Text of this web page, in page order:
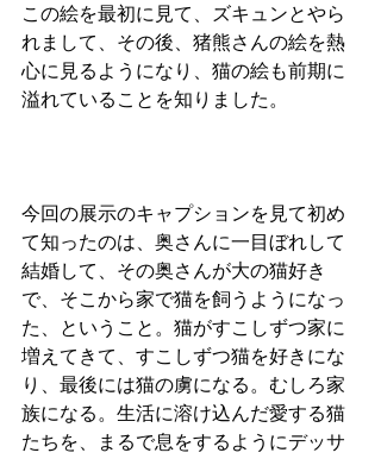
この絵を最初に見て、ズキュンとやら
れまして、その後、猪熊さんの絵を熱
心に見るようになり、猫の絵も前期に
溢れていることを知りました。
今回の展示のキャプションを見て初め
て知ったのは、奥さんに一目ぼれして
結婚して、その奥さんが大の猫好き
で、そこから家で猫を飼うようになっ
た、ということ。猫がすこしずつ家に
増えてきて、すこしずつ猫を好きにな
り、最後には猫の虜になる。むしろ家
族になる。生活に溶け込んだ愛する猫
たちを、まるで息をするようにデッサ